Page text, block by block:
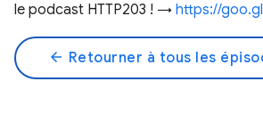
le podcast HTTP203 ! → https://
arrow_back Retourner à tous les